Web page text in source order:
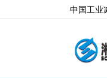
中国工业